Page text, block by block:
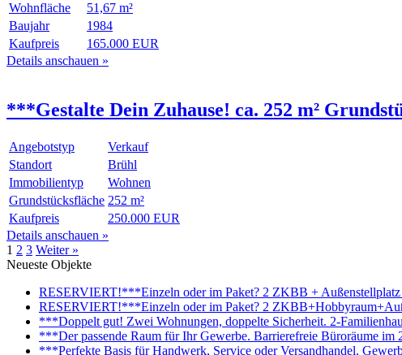
Wohnfläche
51,67 m²
Baujahr
1984
Kaufpreis
165.000 EUR
Details anschauen »
***Gestalte Dein Zuhause! ca. 252 m²
Angebotstyp
Verkauf
Standort
Brühl
Immobilientyp
Wohnen
Grundstücksfläche 252 m²
Kaufpreis
250.000 EUR
Details anschauen »
1 2 3 Weiter »
Neueste Objekte
RESERVIERT!***Einzeln oder im Paket? 2 ZKBB +
RESERVIERT!***Einzeln oder im Paket? 2
***Doppelt gut! Zwei Wohnungen, doppelte Sicherheit. 2-
***Der passende Raum für Ihr Gewerbe. Barrierefreie Büroräume
***Perfekte Basis für Handwerk, Service oder Versandhandel.